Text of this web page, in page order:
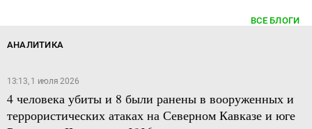
ВСЕ БЛОГИ
АНАЛИТИКА
13:13, 1 июля 2026
4 человека убиты и 8 были ранены в вооруженных и
террористических атаках на Северном Кавказе и юге